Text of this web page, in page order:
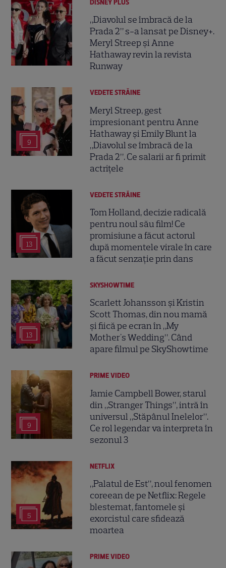
DISNEY PLUS
„Diavolul se îmbracă de la
Prada 2” s-a lansat pe Disney+.
Meryl Streep și Anne
Hathaway revin la revista
Runway
9
VEDETE STRĂINE
Meryl Streep, gest
impresionant pentru Anne
Hathaway și Emily Blunt la
„Diavolul se îmbracă de la
Prada 2”. Ce salarii ar fi primit
actrițele
13
VEDETE STRĂINE
Tom Holland, decizie radicală
pentru noul său film! Ce
promisiune a făcut actorul
după momentele virale în care
a făcut senzație prin dans
13
SKYSHOWTIME
Scarlett Johansson și Kristin
Scott Thomas, din nou mamă
și fiică pe ecran în „My
Mother's Wedding”. Când
apare filmul pe SkyShowtime
9
PRIME VIDEO
Jamie Campbell Bower, starul
din „Stranger Things”, intră în
universul „Stăpânul Inelelor”.
Ce rol legendar va interpreta în
sezonul 3
5
NETFLIX
„Palatul de Est”, noul fenomen
coreean de pe Netflix: Regele
blestemat, fantomele și
exorcistul care sfidează
moartea
PRIME VIDEO